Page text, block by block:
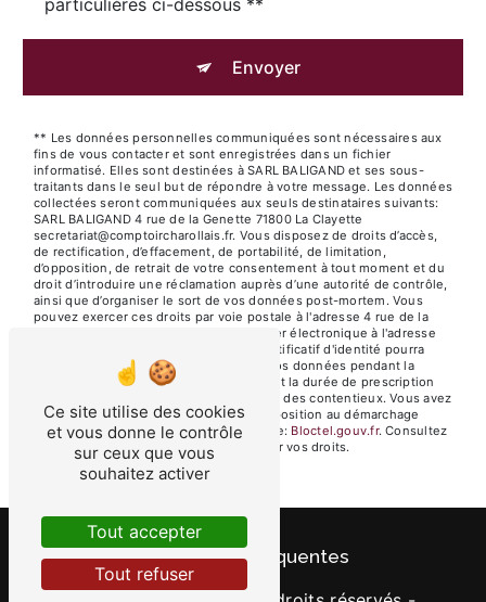
particulières ci-dessous **
Envoyer
** Les données personnelles communiquées sont nécessaires aux
fins de vous contacter et sont enregistrées dans un fichier
informatisé. Elles sont destinées à SARL BALIGAND et ses sous-
traitants dans le seul but de répondre à votre message. Les données
collectées seront communiquées aux seuls destinataires suivants:
SARL BALIGAND 4 rue de la Genette 71800 La Clayette
secretariat@comptoircharollais.fr. Vous disposez de droits d’accès,
de rectification, d’effacement, de portabilité, de limitation,
d’opposition, de retrait de votre consentement à tout moment et du
droit d’introduire une réclamation auprès d’une autorité de contrôle,
ainsi que d’organiser le sort de vos données post-mortem. Vous
pouvez exercer ces droits par voie postale à l'adresse 4 rue de la
Genette 71800 La Clayette ou par courrier électronique à l'adresse
secretariat@comptoircharollais.fr. Un justificatif d'identité pourra
vous être demandé. Nous conservons vos données pendant la
période de prise de contact puis pendant la durée de prescription
légale aux fins probatoires et de gestion des contentieux. Vous avez
le droit de vous inscrire sur la liste d'opposition au démarchage
téléphonique, disponible à cette adresse:
Bloctel.gouv.fr. Consultez
le site cnil.fr pour plus d’informations sur vos droits.
Recherches fréquentes
Ce site utilise des cookies
et vous donne le contrôle
sur ceux que vous
souhaitez activer
Tout accepter
Tout refuser